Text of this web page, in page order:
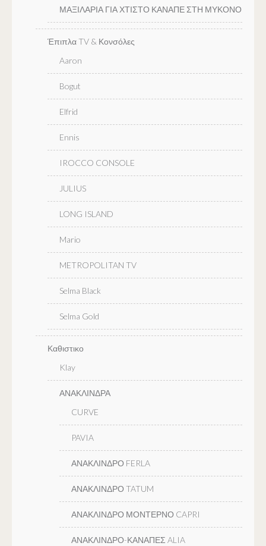
ΜΑΞΙΛΑΡΙΑ ΓΙΑ ΧΤΙΣΤΟ ΚΑΝΑΠΕ ΣΤΗ ΜΥΚΟΝΟ
Έπιπλα TV & Κονσόλες
Aaron
Bogut
Elfrid
Ennis
IROCCO CONSOLE
JULIUS
LONG ISLAND
Mario
METROPOLITAN TV
Selma Black
Selma Gold
Καθιστικο
Klay
ΑΝΑΚΛΙΝΔΡΑ
CURVE
PAVIA
ΑΝΑΚΛΙΝΔΡΟ FERLA
ΑΝΑΚΛΙΝΔΡΟ TATUM
ΑΝΑΚΛΙΝΔΡΟ ΜΟΝΤΕΡΝΟ CAPRI
ΑΝΑΚΛΙΝΔΡΟ-ΚΑΝΑΠΕΣ ALIA